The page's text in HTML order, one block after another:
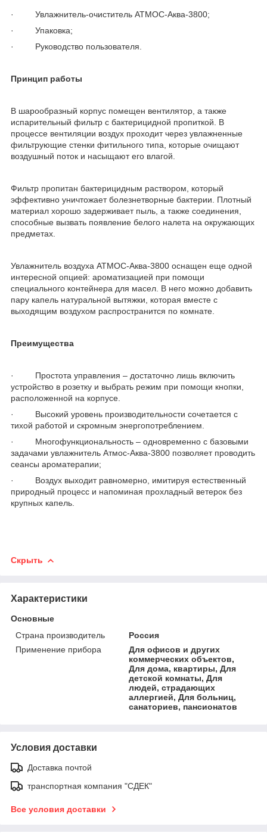
· Увлажнитель-очиститель АТМОС-Аква-3800;
· Упаковка;
· Руководство пользователя.
Принцип работы
В шарообразный корпус помещен вентилятор, а также
испарительный фильтр с бактерицидной пропиткой. В
процессе вентиляции воздух проходит через увлажненные
фильтрующие стенки фитильного типа, которые очищают
воздушный поток и насыщают его влагой.
Фильтр пропитан бактерицидным раствором, который
эффективно уничтожает болезнетворные бактерии. Плотный
материал хорошо задерживает пыль, а также соединения,
способные вызвать появление белого налета на окружающих
предметах.
Увлажнитель воздуха АТМОС-Аква-3800 оснащен еще одной
интересной опцией: ароматизацией при помощи
специального контейнера для масел. В него можно добавить
пару капель натуральной вытяжки, которая вместе с
выходящим воздухом распространится по комнате.
Преимущества
· Простота управления – достаточно лишь включить
устройство в розетку и выбрать режим при помощи кнопки,
расположенной на корпусе.
· Высокий уровень производительности сочетается с
тихой работой и скромным энергопотреблением.
· Многофункциональность – одновременно с базовыми
задачами увлажнитель Атмос-Аква-3800 позволяет проводить
сеансы ароматерапии;
· Воздух выходит равномерно, имитируя естественный
природный процесс и напоминая прохладный ветерок без
крупных капель.
Скрыть
Характеристики
Основные
Страна производитель
Россия
Применение прибора
Для офисов и других
коммерческих объектов,
Для дома, квартиры, Для
детской комнаты, Для
людей, страдающих
аллергией, Для больниц,
санаториев, пансионатов
Условия доставки
Доставка почтой
транспортная компания "СДЕК"
Все условия доставки